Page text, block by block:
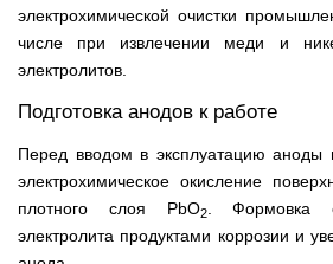
электрохимической очистки
числе при извлечении меди и
электролитов.
Подготовка анодов к работе
Перед вводом в эксплуатацию
электрохимическое окисление
плотного слоя PbO2. Формовка
электролита продуктами коррозии и